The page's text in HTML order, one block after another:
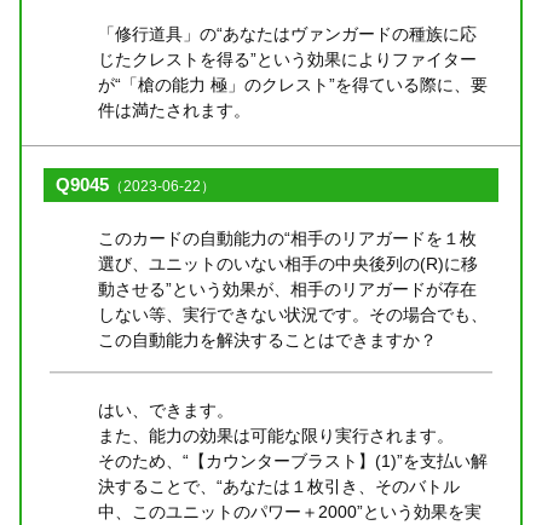
「修行道具」の“あなたはヴァンガードの種族に応
じたクレストを得る”という効果によりファイター
が“「槍の能力 極」のクレスト”を得ている際に、要
件は満たされます。
Q9045 （2023-06-22）
このカードの自動能力の“相手のリアガードを１枚
選び、ユニットのいない相手の中央後列の(R)に移
動させる”という効果が、相手のリアガードが存在
しない等、実行できない状況です。その場合でも、
この自動能力を解決することはできますか？
はい、できます。
また、能力の効果は可能な限り実行されます。
そのため、“【カウンターブラスト】(1)”を支払い解
決することで、“あなたは１枚引き、そのバトル
中、このユニットのパワー＋2000”という効果を実